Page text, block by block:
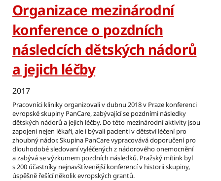
Organizace mezinárodní
konference o pozdních
následcích dětských nádorů
a jejich léčby
2017
Pracovníci kliniky organizovali v dubnu 2018 v Praze konferenci
evropské skupiny PanCare, zabývající se pozdními následky
dětských nádorů a jejich léčby. Do této mezinárodní aktivity jsou
zapojeni nejen lékaři, ale i bývalí pacienti v dětství léčení pro
zhoubný nádor. Skupina PanCare vypracovává doporučení pro
dlouhodobé sledovaní vyléčených z nádorového onemocnění
a zabývá se výzkumem pozdních následků. Pražský mítink byl
s 200 účastníky nejnavštívenější konferencí v historii skupiny,
úspěšně řešící několik evropských grantů.